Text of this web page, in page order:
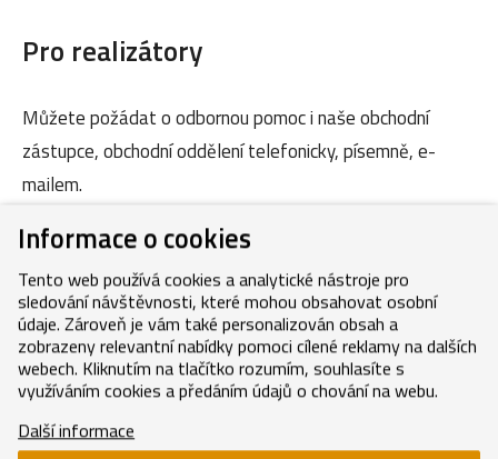
Pro realizátory
Můžete požádat o odbornou pomoc i naše obchodní
zástupce, obchodní oddělení telefonicky, písemně, e-
mailem.
Copyright © 2026, MEDITERRAN CZ s.r.o.
Informace o cookies
Tento web používá cookies a analytické nástroje pro
sledování návštěvnosti, které mohou obsahovat osobní
údaje. Zároveň je vám také personalizován obsah a
zobrazeny relevantní nabídky pomoci cílené reklamy na dalších
webech. Kliknutím na tlačítko rozumím, souhlasíte s
využíváním cookies a předáním údajů o chování na webu.
Další informace